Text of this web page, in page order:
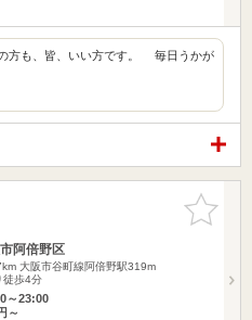
方も、皆、いい方です。 毎日うかが
お気に入
りに追加
阿倍野区
大阪市谷町線阿倍野駅319m
徒歩4分
～23:00
～